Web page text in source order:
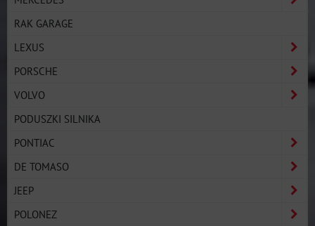
RAK GARAGE
LEXUS
PORSCHE
VOLVO
PODUSZKI SILNIKA
PONTIAC
DE TOMASO
JEEP
POLONEZ